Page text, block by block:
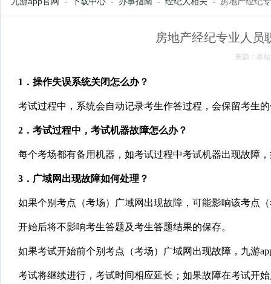
房地产经纪专业人员
来源：本
1 ．操作失误系统关闭怎么办？
考试过程中，系统会自动记录考生作答过程，会保留考生
2 ．考试过程中，考试机器故障怎么办？
每个考场都有备用机器，如考试过程中考试机器出现故障
3 ．广域网出现故障如何处理？
如果个别考点（考场）广域网出现故障，可能影响该考点
开始后将不影响考生答题及考生答题结果的保存。
如果考试开始前个别考点（考场）广域网出现故障，九游
考试将继续进行，考试时间相应延长；如果故障在考试开